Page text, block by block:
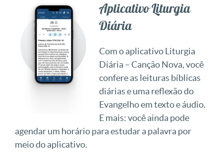
Aplicativo Liturgia
Diária
Com o aplicativo Liturgia
Diária – Canção Nova, você
confere as leituras bíblicas
diárias e uma reflexão do
Evangelho em texto e áudio.
E mais: você ainda pode
agendar um horário para estudar a palavra por
meio do aplicativo.